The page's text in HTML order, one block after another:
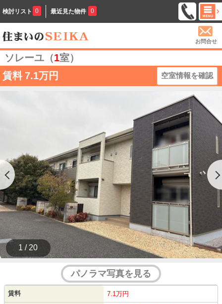
検討リスト 0 最近見た物件 0
お問合せ
ソレーユ（1室）
賃料 7.1万円 空室情報を確認
1 / 20
パノラマ写真を見る
賃料 7.1万円